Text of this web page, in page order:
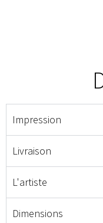
Impression
Livraison
L'artiste
Dimensions